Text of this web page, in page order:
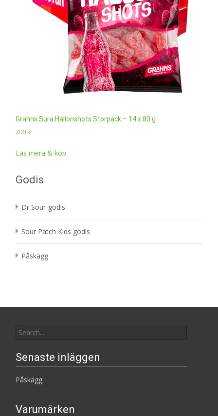
Grahns Sura Hallonshots Storpack – 14 x 80 g
200 kr
Läs mera & köp
Godis
Dr Sour-godis
Sour Patch Kids godis
Påskägg
for:
Senaste inläggen
Påskägg
Varumärken